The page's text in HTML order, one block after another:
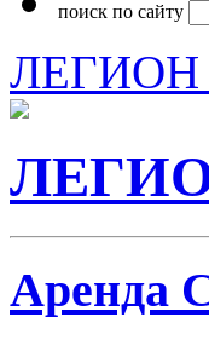
поиск по сайту
Аренда